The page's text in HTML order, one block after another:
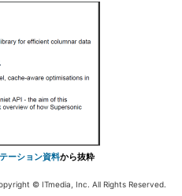
ーション資料から抜粋
© ITmedia, Inc. All Rights Reserved.